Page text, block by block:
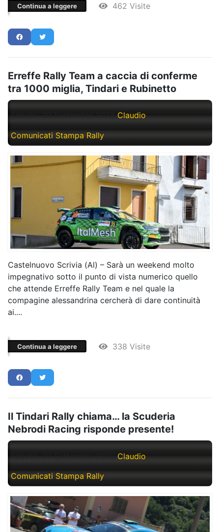
Continua a leggere 462 Visite
Erreffe Rally Team a caccia di conferme
tra 1000 miglia, Tindari e Rubinetto
Sabato, 20 Settembre 2025 Claudio
Comunicati Stampa Rally
Castelnuovo Scrivia (Al) – Sarà un weekend molto
impegnativo sotto il punto di vista numerico quello
che attende Erreffe Rally Team e nel quale la
compagine alessandrina cercherà di dare continuità
ai....
Continua a leggere 338 Visite
Il Tindari Rally chiama… la Scuderia
Nebrodi Racing risponde presente!
Sabato, 20 Settembre 2025 Claudio
Comunicati Stampa Rally